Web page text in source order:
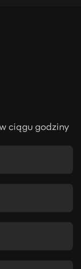
ciągu godziny